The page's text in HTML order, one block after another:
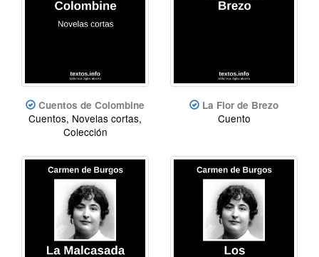
Cuentos de Colombine
Cuentos, Novelas cortas,
Colección
La Flor de Brezo
Cuento